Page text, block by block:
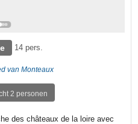
14 pers.
van Monteaux
2 personen
des châteaux de la loire avec